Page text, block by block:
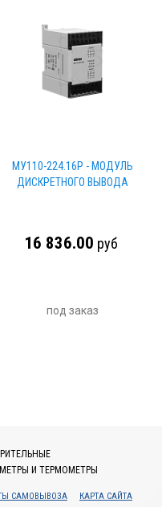
МУ110-224.16P - МОДУЛЬ
ДИСКРЕТНОГО ВЫВОДА
16 836.00 руб
под заказ
И ТЕРМОМЕТРЫ
САМОВЫВОЗА КАРТА САЙТА